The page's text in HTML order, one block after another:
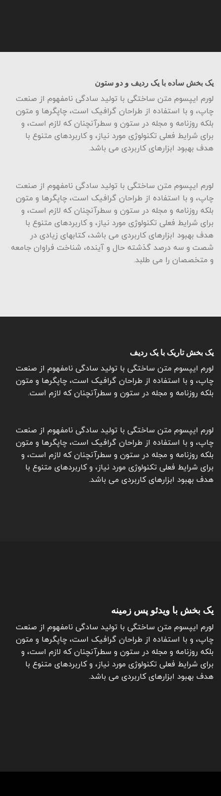
یک بخش ساده با یک ردیف و دو ستون
لورم ایپسوم متن ساختگی با تولید سادگی نامفهوم از صنعت
چاپ، و با استفاده از طراحان گرافیک است، چاپگرها و متون
بلکه روزنامه و مجله در ستون و سطرآنچنان که لازم است، و
برای شرایط فعلی تکنولوژی مورد نیاز، و کاربردهای متنوع با
هدف بهبود ابزارهای کاربردی می باشد.
لورم ایپسوم متن ساختگی با تولید سادگی نامفهوم از صنعت
چاپ، و با استفاده از طراحان گرافیک است، چاپگرها و متون
بلکه روزنامه و مجله در ستون و سطرآنچنان که لازم است، و
برای شرایط فعلی تکنولوژی مورد نیاز، و کاربردهای متنوع با
هدف بهبود ابزارهای کاربردی می باشد، کتابهای زیادی در
شصت و سه درصد گذشته حال و آینده، شناخت فراوان جامعه
و متخصصان را می طلبد.
یک بخش تاریک با یک ردیف
لورم ایپسوم متن ساختگی با تولید سادگی نامفهوم از صنعت
چاپ، و با استفاده از طراحان گرافیک است، چاپگرها و متون
بلکه روزنامه و مجله در ستون و سطرآنچنان که لازم است.
لورم ایپسوم متن ساختگی با تولید سادگی نامفهوم از صنعت
چاپ، و با استفاده از طراحان گرافیک است، چاپگرها و متون
بلکه روزنامه و مجله در ستون و سطرآنچنان که لازم است، و
برای شرایط فعلی تکنولوژی مورد نیاز، و کاربردهای متنوع با
هدف بهبود ابزارهای کاربردی می باشد.
یک بخش با ویدئو پس زمینه
لورم ایپسوم متن ساختگی با تولید سادگی نامفهوم از صنعت
چاپ، و با استفاده از طراحان گرافیک است، چاپگرها و متون
بلکه روزنامه و مجله در ستون و سطرآنچنان که لازم است، و
برای شرایط فعلی تکنولوژی مورد نیاز، و کاربردهای متنوع با
هدف بهبود ابزارهای کاربردی می باشد.